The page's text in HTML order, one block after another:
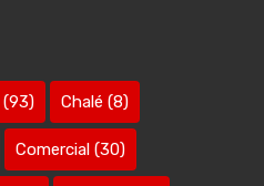
(93) Chalé (8)
Comercial (30)